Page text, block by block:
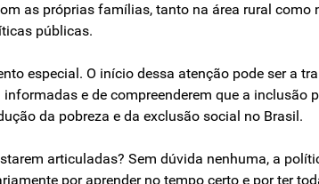
as próprias famílias, tanto na área rural
públicas.
especial. O início dessa atenção pode ser a
e de compreenderem que a inclusão
da pobreza e da exclusão social no Brasil.
articuladas? Sem dúvida nenhuma, a
por aprender no tempo certo e por ter